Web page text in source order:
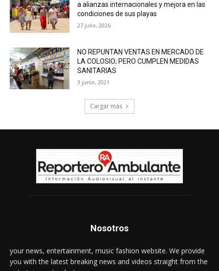
a alianzas internacionales y mejora en las
condiciones de sus playas
27 julio, 2026
NO REPUNTAN VENTAS EN MERCADO DE
LA COLOSIO; PERO CUMPLEN MEDIDAS
SANITARIAS
3 junio, 2021
Cargar más
Nosotros
your news, entertainment, music fashion website. We provide
you with the latest breaking news and videos straight from the